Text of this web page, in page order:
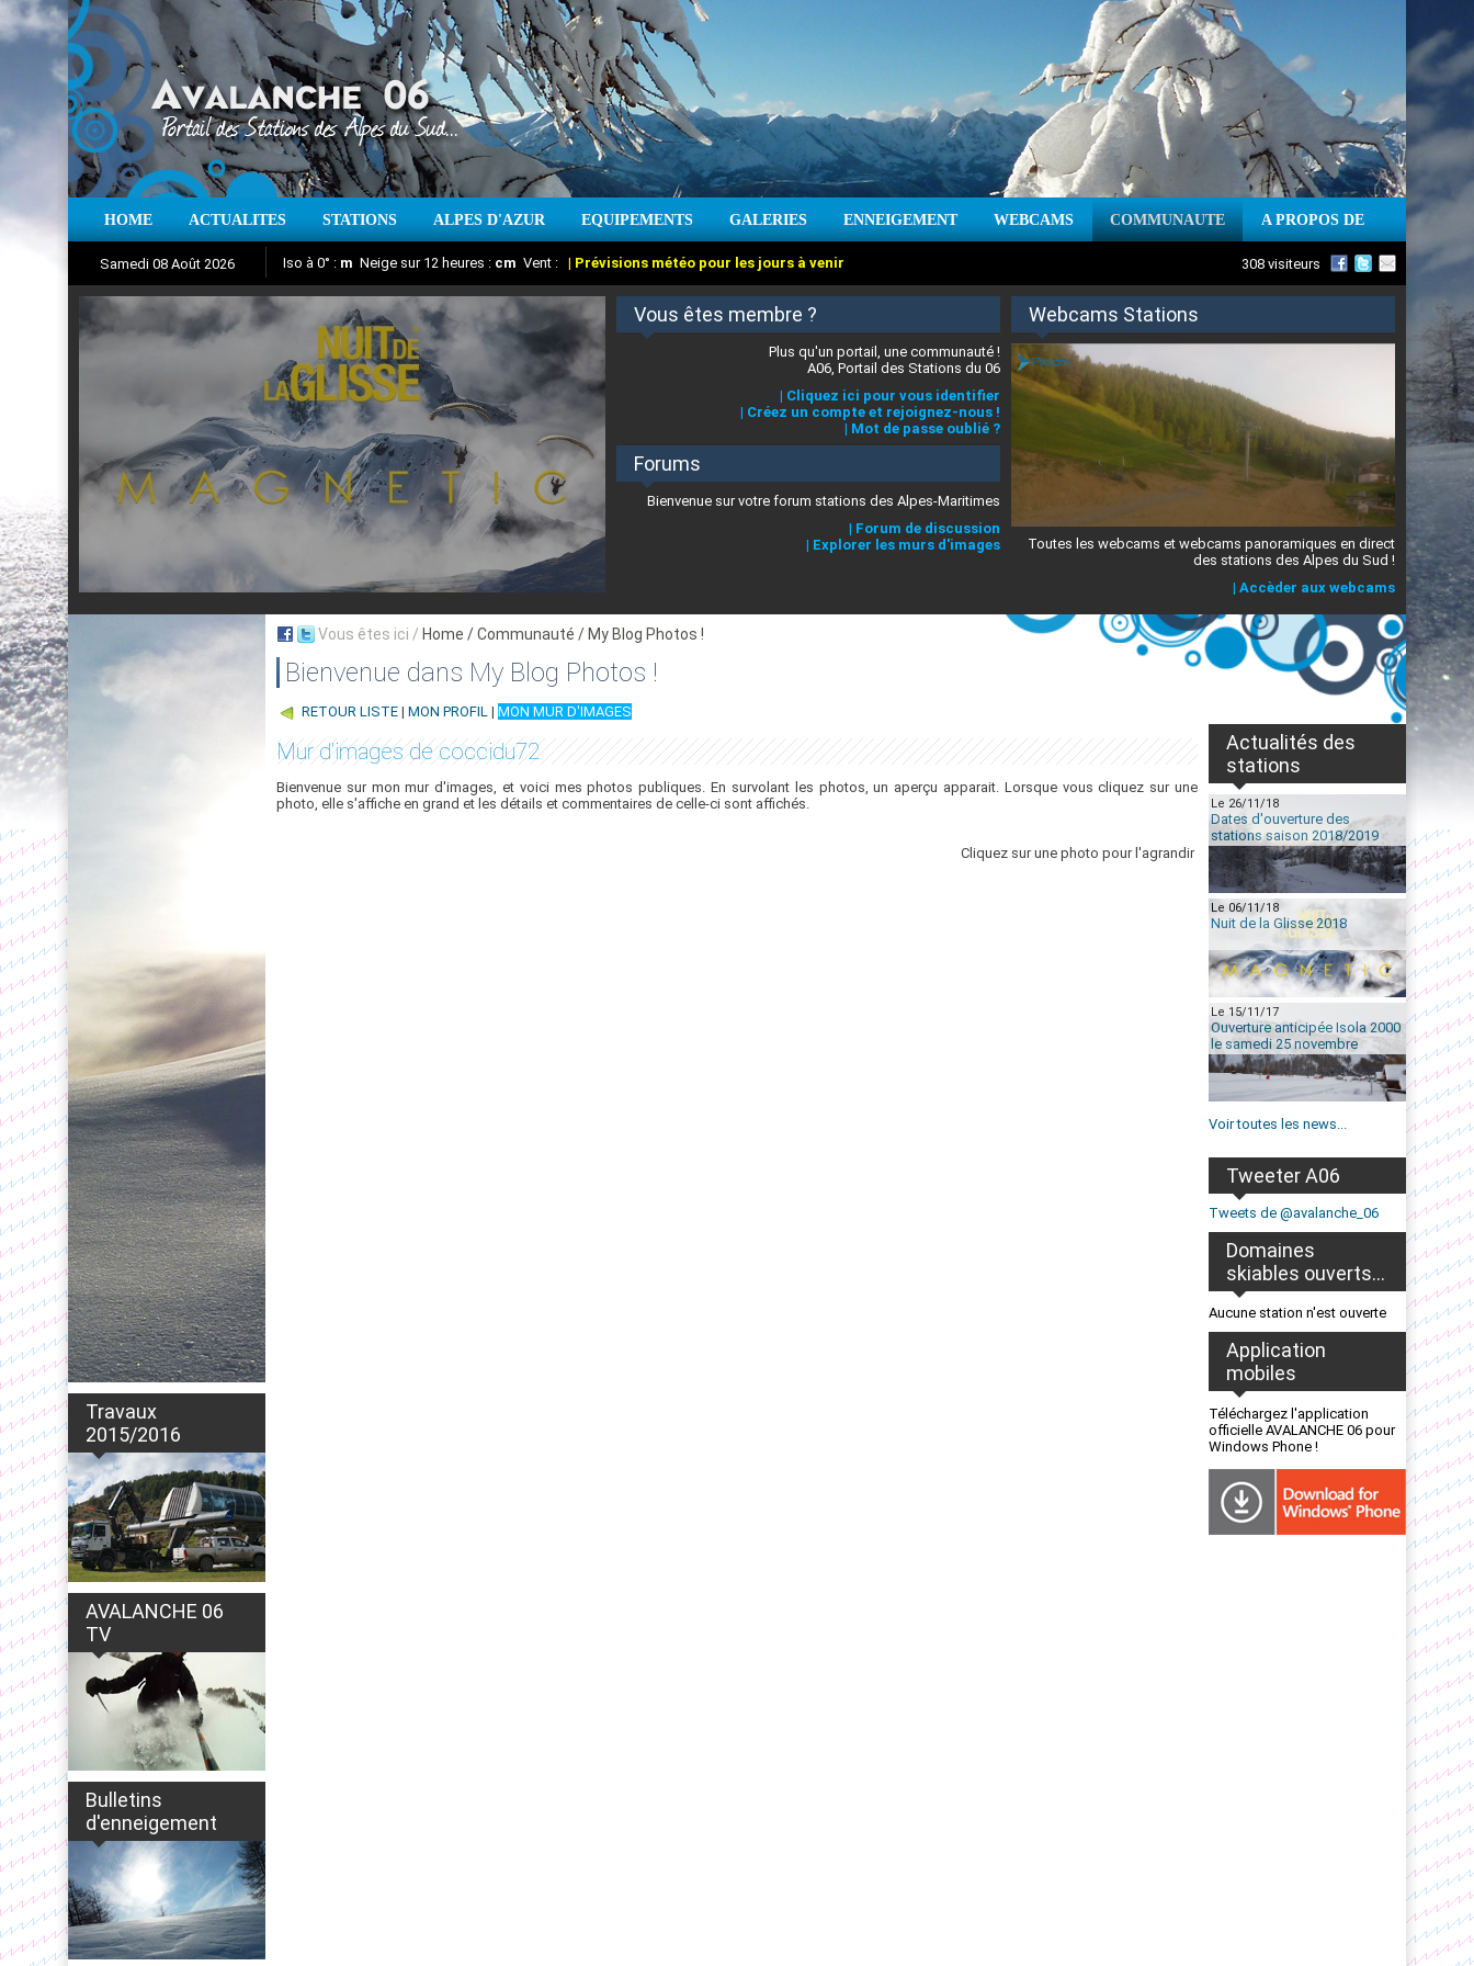
HOME ACTUALITES STATIONS ALPES D'AZUR EQUIPEMENTS GALERIES ENNEIGEMENT WEBCAMS COMMUNAUTE A PROPOS DE
Samedi 08 Août 2026
Aujourd'hui : T° Min : T° Max :°C Prévisions météo pour les jours à venir
Iso à 0° : m Neige sur 12 heures : cm Vent : | Prévisions météo pour les jours à venir
Suivez en direct l'actualité des stations des Alpes-Maritimes
308 visiteurs
Nuit de la Glisse 2018 Vous êtes membre ?
Plus qu'un portail, une communauté !
A06, Portail des Stations du 06
| Cliquez ici pour vous identifier
| Créez un compte et rejoignez-nous !
| Mot de passe oublié ?
Forums
Bienvenue sur votre forum stations des Alpes-Maritimes
| Forum de discussion
| Explorer les murs d'images
Webcams Stations
Toutes les webcams et webcams panoramiques en direct
des stations des Alpes du Sud !
| Accèder aux webcams
Travaux
2015/2016
AVALANCHE 06
TV
Bulletins
d'enneigement
Vous êtes ici / Home / Communauté / My Blog Photos !
Bienvenue dans My Blog Photos !
RETOUR LISTE | MON PROFIL | MON MUR D'IMAGES
Mur d'images de coccidu72
Bienvenue sur mon mur d'images, et voici mes photos publiques. En survolant les photos, un aperçu apparait. Lorsque vous cliquez sur une
photo, elle s'affiche en grand et les détails et commentaires de celle-ci sont affichés.
Cliquez sur une photo pour l'agrandir
Actualités des
stations
Le 26/11/18
Dates d'ouverture des
stations saison 2018/2019
Le 06/11/18
Nuit de la Glisse 2018
Le 15/11/17
Ouverture anticipée Isola 2000
le samedi 25 novembre
Voir toutes les news...
Tweeter A06
Tweets de @avalanche_06
Domaines
skiables ouverts...
Aucune station n'est ouverte
Application
mobiles
Téléchargez l'application
officielle AVALANCHE 06 pour
Windows Phone !